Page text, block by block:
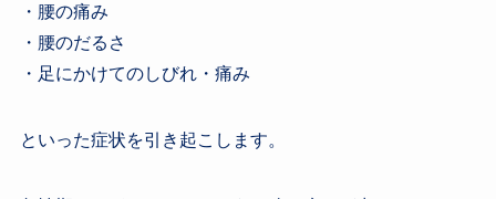
・腰の痛み
・腰のだるさ
・足にかけてのしびれ・痛み
といった症状を引き起こします。